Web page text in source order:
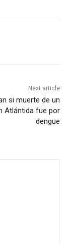
Next article
si muerte de un
Atlántida fue por
dengue